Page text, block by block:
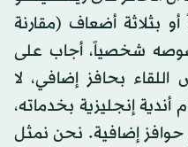
بثلاثة أضعاف (مقارنة
شخصياً، أجاب على
بحافز إضافي، لا
إنجليزية بخدماته،
إضافية. نحن نمثل